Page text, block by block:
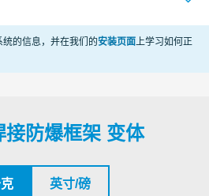
的信息，并在我们的安装页面上学习如何正
防爆框架 变体
英寸/磅